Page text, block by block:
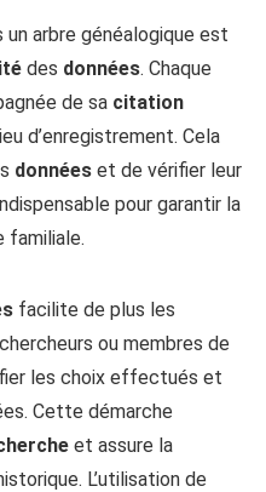
un arbre généalogique est
des données. Chaque
de sa citation
d’enregistrement. Cela
données et de vérifier leur
pour garantir la
familiale.
facilite de plus les
ou membres de
les choix effectués et
Cette démarche
et assure la
L’utilisation de